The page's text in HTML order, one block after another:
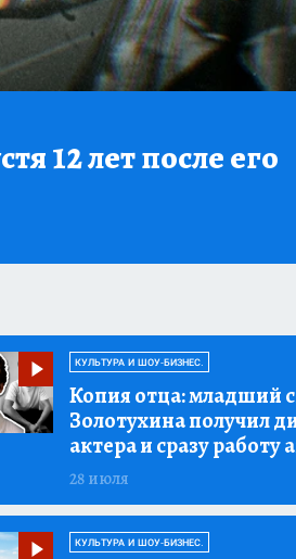
12 лет после его
КУЛЬТУРА И ШОУ-БИЗНЕС.
Копия отца:младший
Золотухина получил
актера и сразу работу
28 июля
КУЛЬТУРА И ШОУ-БИЗНЕС.